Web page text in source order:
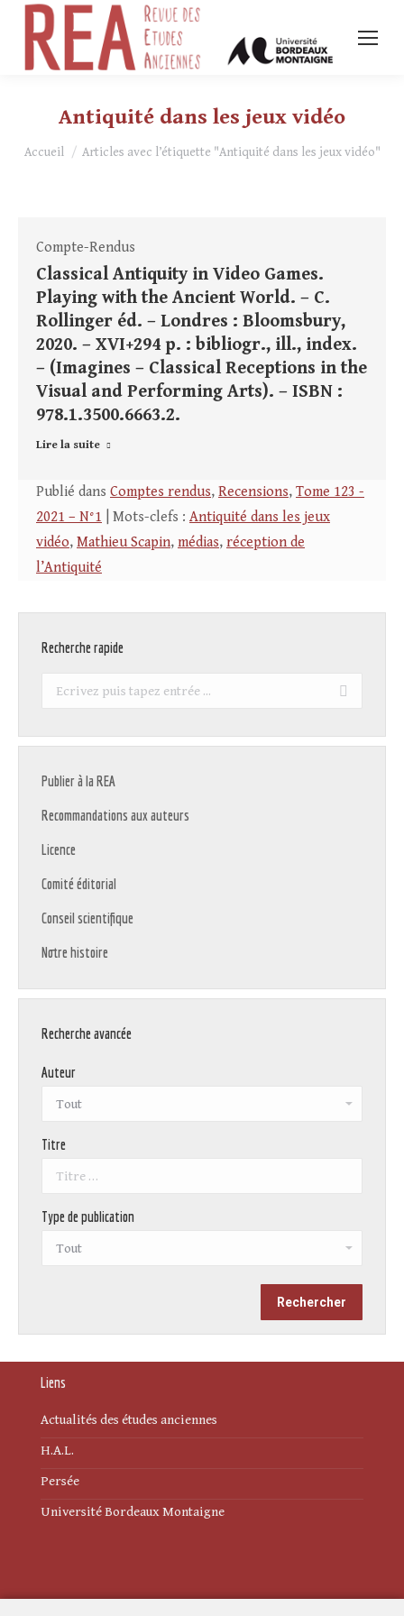
Antiquité dans les jeux vidéo
Vous êtes ici :
Accueil Articles avec l’étiquette "Antiquité dans les jeux vidéo"
Compte-Rendus
Classical Antiquity in Video Games.
Playing with the Ancient World. – C.
Rollinger éd. – Londres : Bloomsbury,
2020. – XVI+294 p. : bibliogr., ill., index.
– (Imagines – Classical Receptions in the
Visual and Performing Arts). – ISBN :
978.1.3500.6663.2.
Lire la suite
Publié dans Comptes rendus, Recensions, Tome 123 -
2021 – N°1 | Mots-clefs : Antiquité dans les jeux
vidéo, Mathieu Scapin, médias, réception de
l’Antiquité
Recherche rapide
Recherche
Publier à la REA
Recommandations aux auteurs
Licence
Comité éditorial
Conseil scientifique
Notre histoire
Recherche avancée
Auteur
Titre
Type de publication
Liens
Actualités des études anciennes
H.A.L.
Persée
Université Bordeaux Montaigne